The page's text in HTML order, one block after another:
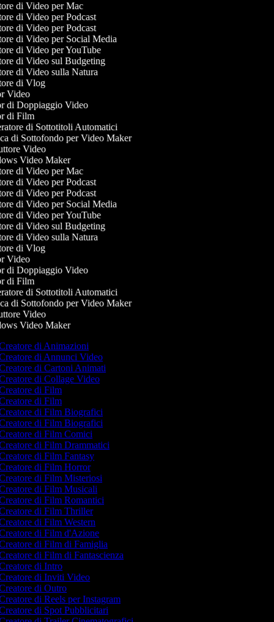
di Video per Mac
di Video per Podcast
di Video per Podcast
di Video per Social Media
di Video per YouTube
di Video sul Budgeting
di Video sulla Natura
di Vlog
Video
di Doppiaggio Video
di Film
di Sottotitoli Automatici
di Sottofondo per Video Maker
Video
Video Maker
di Video per Mac
di Video per Podcast
di Video per Podcast
di Video per Social Media
di Video per YouTube
di Video sul Budgeting
di Video sulla Natura
di Vlog
Video
di Doppiaggio Video
di Film
di Sottotitoli Automatici
di Sottofondo per Video Maker
Video
Video Maker
di Animazioni
di Annunci Video
di Cartoni Animati
di Collage Video
di Film
di Film
di Film Biografici
di Film Biografici
di Film Comici
di Film Drammatici
di Film Fantasy
di Film Horror
di Film Misteriosi
di Film Musicali
di Film Romantici
di Film Thriller
di Film Western
di Film d'Azione
di Film di Famiglia
di Film di Fantascienza
di Intro
di Inviti Video
di Outro
di Reels per Instagram
di Spot Pubblicitari